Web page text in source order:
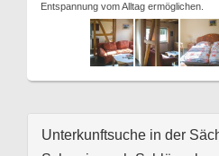
Entspannung vom Alltag ermöglichen.
Unterkunftsuche in der